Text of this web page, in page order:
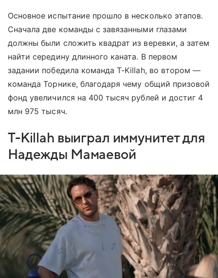
Основное испытание прошло в несколько этапов.
Сначала две команды с завязанными глазами
должны были сложить квадрат из веревки, а затем
найти середину длинного каната. В первом
задании победила команда T-Killah, во втором —
команда Торнике, благодаря чему общий призовой
фонд увеличился на 400 тысяч рублей и достиг 4
млн 975 тысяч.
T-Killah выиграл иммунитет для
Надежды Мамаевой